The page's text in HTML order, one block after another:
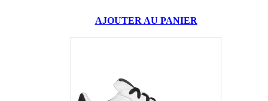
AJOUTER AU PANIER